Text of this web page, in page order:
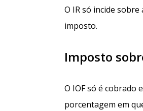
O IR só incide
imposto.
Imposto
O IOF só é cobrado
porcentagem em